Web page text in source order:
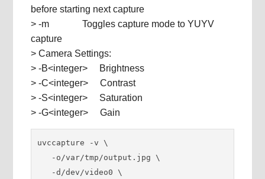
before starting next capture
> -m Toggles capture mode to YUYV
capture
> Camera Settings:
> -B<integer> Brightness
> -C<integer> Contrast
> -S<integer> Saturation
> -G<integer> Gain
uvccapture -v \
-o/var/tmp/output.jpg \
-d/dev/video0 \